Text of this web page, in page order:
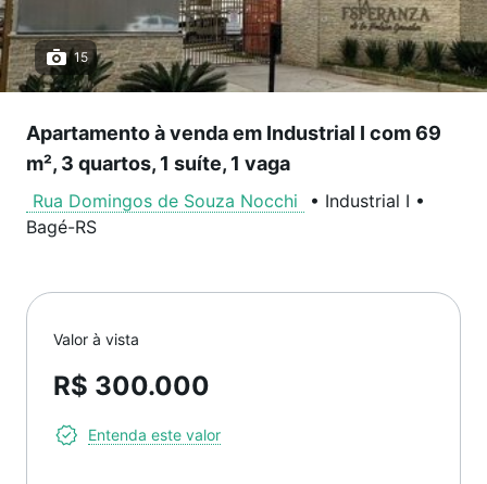
15
Apartamento à venda em Industrial I com 69
m², 3 quartos, 1 suíte, 1 vaga
Rua Domingos de Souza Nocchi • Industrial I •
Bagé-RS
Valor à vista
R$ 300.000
Entenda este valor